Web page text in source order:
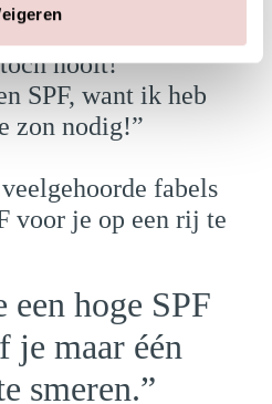
in te smeren,
nooit!”
SPF, want ik heb
zon nodig!”
fabels
voor je op een rij te
hoge SPF
je maar één
smeren.”